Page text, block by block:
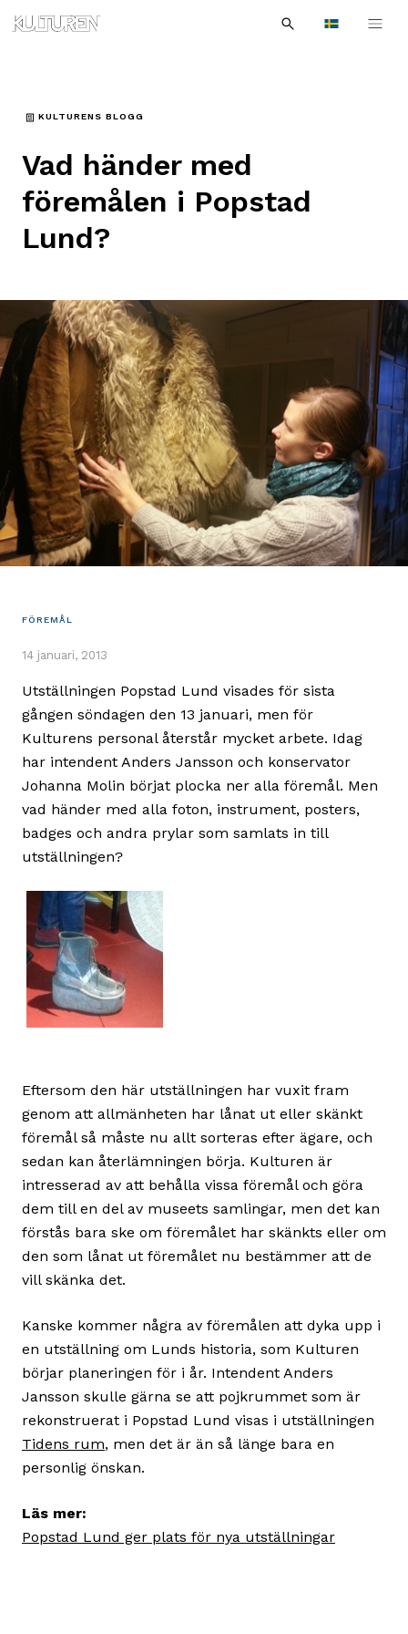
navigationen
innehållet
Languages
efter:
Sök
KULTURENS BLOGG
Vad händer med
föremålen i Popstad
Lund?
FÖREMÅL
14 januari, 2013
Utställningen Popstad Lund visades för sista
gången söndagen den 13 januari, men för
Kulturens personal återstår mycket arbete. Idag
har intendent Anders Jansson och konservator
Johanna Molin börjat plocka ner alla föremål. Men
vad händer med alla foton, instrument, posters,
badges och andra prylar som samlats in till
utställningen?
Eftersom den här utställningen har vuxit fram
genom att allmänheten har lånat ut eller skänkt
föremål så måste nu allt sorteras efter ägare, och
sedan kan återlämningen börja. Kulturen är
intresserad av att behålla vissa föremål och göra
dem till en del av museets samlingar, men det kan
förstås bara ske om föremålet har skänkts eller om
den som lånat ut föremålet nu bestämmer att de
vill skänka det.
Kanske kommer några av föremålen att dyka upp i
en utställning om Lunds historia, som Kulturen
börjar planeringen för i år. Intendent Anders
Jansson skulle gärna se att pojkrummet som är
rekonstruerat i Popstad Lund visas i utställningen
Tidens rum, men det är än så länge bara en
personlig önskan.
Läs mer:
Popstad Lund ger plats för nya utställningar